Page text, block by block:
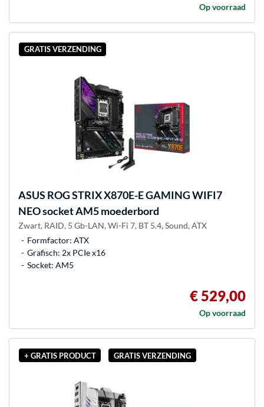
Op voorraad
GRATIS VERZENDING
ASUS ROG STRIX X870E-E GAMING WIFI7
NEO socket AM5 moederbord
Zwart, RAID, 5 Gb-LAN, Wi-Fi 7, BT 5.4, Sound, ATX
Formfactor: ATX
Grafisch: 2x PCIe x16
Socket: AM5
€ 529,00
Op voorraad
+ GRATIS PRODUCT GRATIS VERZENDING